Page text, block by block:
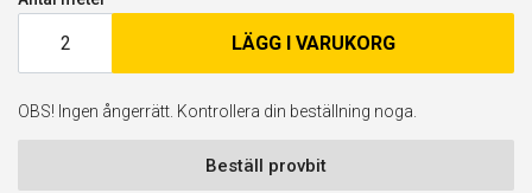
LÄGG I VARUKORG
OBS! Ingen ångerrätt. Kontrollera din beställning noga.
Beställ provbit